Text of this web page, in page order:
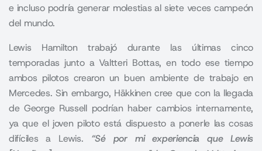
e incluso podría generar molestias al siete veces campeón
del mundo.
Lewis Hamilton trabajó durante las últimas cinco
temporadas junto a Valtteri Bottas, en todo ese tiempo
ambos pilotos crearon un buen ambiente de trabajo en
Mercedes. Sin embargo, Häkkinen cree que con la llegada
de George Russell podrían haber cambios internamente,
ya que el joven piloto está dispuesto a ponerle las cosas
difíciles a Lewis. “Sé por mi experiencia que Lewis